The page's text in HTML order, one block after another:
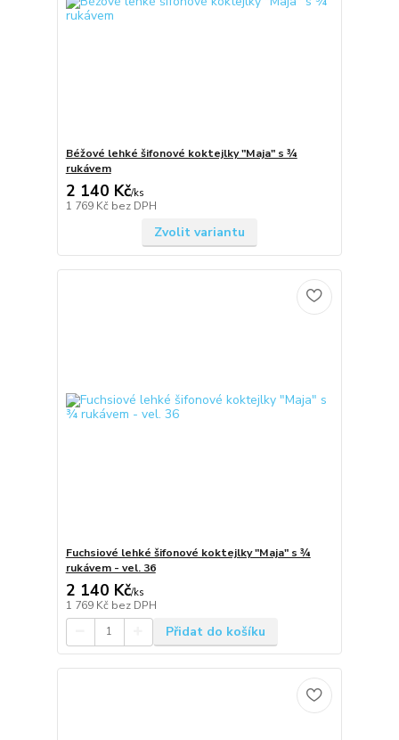
Béžové lehké šifonové koktejlky "Maja" s ¾
rukávem
2 140 Kč/ks
1 769 Kč bez DPH
Zvolit variantu
Fuchsiové lehké šifonové koktejlky "Maja" s ¾
rukávem - vel. 36
2 140 Kč/ks
1 769 Kč bez DPH
Přidat do košíku